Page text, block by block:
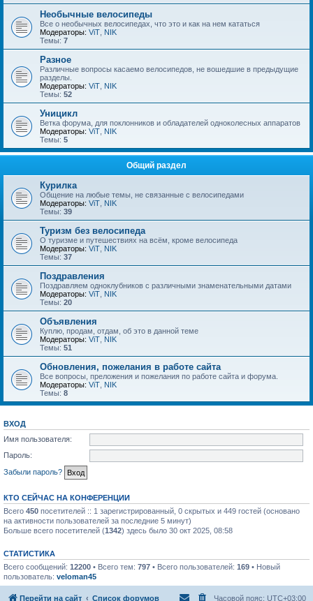
Необычные велосипеды
Все о необычных велосипедах, что это и как на нем кататься
Модераторы: ViT NIK
Темы: 7
Разное
Различные вопросы касаемо велосипедов, не вошедшие в предыдущие
разделы.
Модераторы: ViT NIK
Темы: 52
Уницикл
Ветка форума, для поклонников и обладателей одноколесных аппаратов
Модераторы: ViT NIK
Темы: 5
Общий раздел
Курилка
Общение на любые темы, не связанные с велосипедами
Модераторы: ViT NIK
Темы: 39
Туризм без велосипеда
О туризме и путешествиях на всём, кроме велосипеда
Модераторы: ViT NIK
Темы: 37
Поздравления
Поздравляем одноклубников с различными знаменательными датами
Модераторы: ViT NIK
Темы: 20
Объявления
Куплю, продам, отдам, об это в данной теме
Модераторы: ViT NIK
Темы: 51
Обновления, пожелания в работе сайта
Все вопросы, преложения и пожелания по работе сайта и форума.
Модераторы: ViT NIK
Темы: 8
ВХОД
Имя пользователя:
Пароль:
Забыли пароль?
КТО СЕЙЧАС НА КОНФЕРЕНЦИИ
Всего 450 посетителей :: 1 зарегистрированный, 0 скрытых и 449 гостей (основано
на активности пользователей за последние 5 минут)
Больше всего посетителей (1342) здесь было 30 окт 2025, 08:58
СТАТИСТИКА
Всего сообщений: 12200 • Всего тем: 797 • Всего пользователей: 169 • Новый
пользователь: veloman45
Перейти на сайт Список форумов Часовой пояс: UTC+03:00